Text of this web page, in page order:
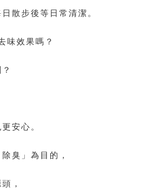
散步後等日常清潔。
味效果嗎？
安心。
臭」為目的，
，